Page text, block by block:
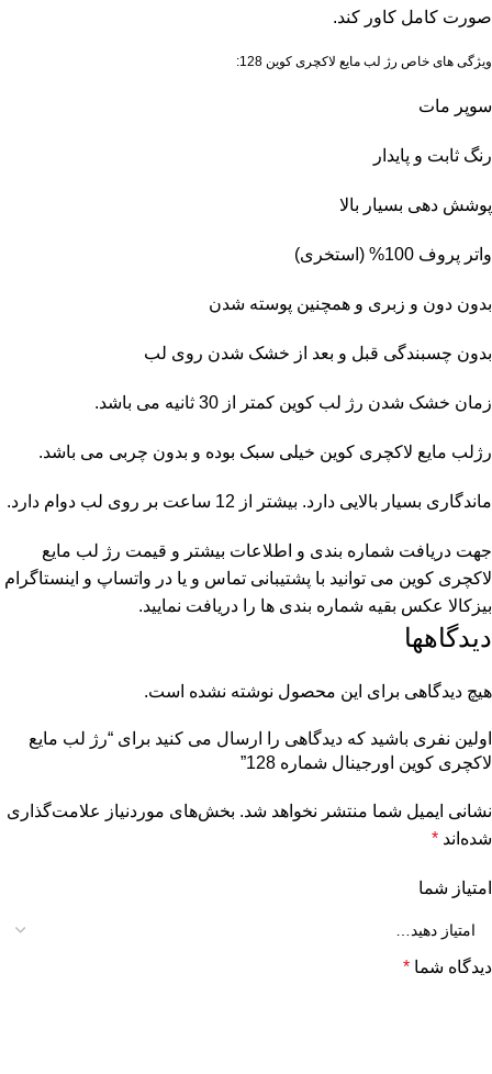
صورت کامل کاور کند.
ویژگی های خاص رژ لب مایع لاکچری کوین 128:
سوپر مات
رنگ ثابت و پایدار
پوشش دهی بسیار بالا
واتر پروف 100% (استخری)
بدون دون و زبری و همچنین پوسته شدن
بدون چسبندگی قبل و بعد از خشک شدن روی لب
زمان خشک شدن رژ لب کوین کمتر از 30 ثانیه می باشد.
رژلب مایع لاکچری کوین خیلی سبک بوده و بدون چربی می باشد.
ماندگاری بسیار بالایی دارد. بیشتر از 12 ساعت بر روی لب دوام دارد.
جهت دریافت شماره بندی و اطلاعات بیشتر و قیمت رژ لب مایع
لاکچری کوین می توانید با پشتیبانی تماس و یا در واتساپ و اینستاگرام
بیزکالا عکس بقیه شماره بندی ها را دریافت نمایید.
دیدگاهها
هیچ دیدگاهی برای این محصول نوشته نشده است.
اولین نفری باشید که دیدگاهی را ارسال می کنید برای “رژ لب مایع
لاکچری کوین اورجینال شماره 128”
نشانی ایمیل شما منتشر نخواهد شد. بخش‌های موردنیاز علامت‌گذاری
شده‌اند *
امتیاز شما
دیدگاه شما *